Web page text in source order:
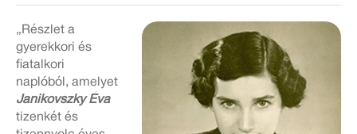
„Részlet a
gyerekkori és
fiatalkori
naplóból, amelyet
Janikovszky Éva
tizenkét és